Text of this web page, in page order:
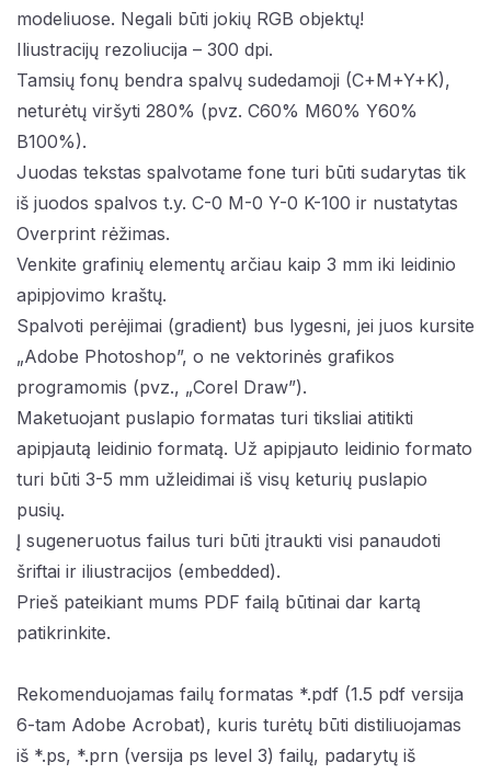
modeliuose. Negali būti jokių RGB objektų!
Iliustracijų rezoliucija – 300 dpi.
Tamsių fonų bendra spalvų sudedamoji (C+M+Y+K),
neturėtų viršyti 280% (pvz. C60% M60% Y60%
B100%).
Juodas tekstas spalvotame fone turi būti sudarytas tik
iš juodos spalvos t.y. C-0 M-0 Y-0 K-100 ir nustatytas
Overprint rėžimas.
Venkite grafinių elementų arčiau kaip 3 mm iki leidinio
apipjovimo kraštų.
Spalvoti perėjimai (gradient) bus lygesni, jei juos kursite
„Adobe Photoshop”, o ne vektorinės grafikos
programomis (pvz., „Corel Draw”).
Maketuojant puslapio formatas turi tiksliai atitikti
apipjautą leidinio formatą. Už apipjauto leidinio formato
turi būti 3-5 mm užleidimai iš visų keturių puslapio
pusių.
Į sugeneruotus failus turi būti įtraukti visi panaudoti
šriftai ir iliustracijos (embedded).
Prieš pateikiant mums PDF failą būtinai dar kartą
patikrinkite.
Rekomenduojamas failų formatas *.pdf (1.5 pdf versija
6-tam Adobe Acrobat), kuris turėtų būti distiliuojamas
iš *.ps, *.prn (versija ps level 3) failų, padarytų iš